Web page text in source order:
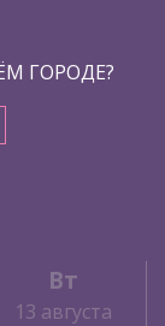
ГОРОДЕ?
Вт
13 августа